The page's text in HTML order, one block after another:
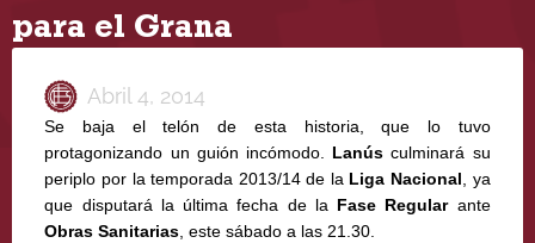
para el Grana
Abril 4, 2014
Se baja el telón de esta historia, que lo tuvo
protagonizando un guión incómodo. Lanús culminará su
periplo por la temporada 2013/14 de la Liga Nacional, ya
que disputará la última fecha de la Fase Regularante
Obras Sanitarias, este sábado a las 21.30.